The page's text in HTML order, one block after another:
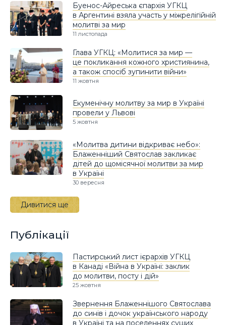
Буенос-Айреська єпархія УГКЦ
в Аргентині взяла участь у міжрелігійній
молитві за мир
11 листопада
Глава УГКЦ: «Молитися за мир —
це покликання кожного християнина,
а також спосіб зупинити війни»
11 жовтня
Екуменічну молитву за мир в Україні
провели у Львові
5 жовтня
«Молитва дитини відкриває небо»:
Блаженніший Святослав закликає
дітей до щомісячної молитви за мир
в Україні
30 вересня
Дивитися ще
Публікації
Пастирський лист ієрархів УГКЦ
в Канаді «Війна в Україні: заклик
до молитви, посту і дій»
25 жовтня
Звернення Блаженнішого Святослава
до синів і дочок українського народу
в Україні та на поселеннях сущих